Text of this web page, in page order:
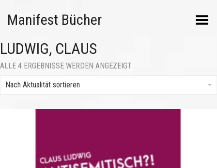
Manifest Bücher Menü umschalten
LUDWIG, CLAUS
ALLE 4 ERGEBNISSE WERDEN ANGEZEIGT
Nach Aktualität sortieren